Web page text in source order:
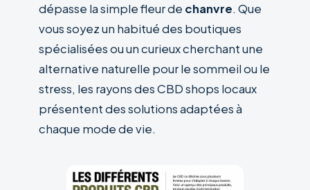
dépasse la simple fleur de chanvre. Que
vous soyez un habitué des boutiques
spécialisées ou un curieux cherchant une
alternative naturelle pour le sommeil ou le
stress, les rayons des CBD shops locaux
présentent des solutions adaptées à
chaque mode de vie.